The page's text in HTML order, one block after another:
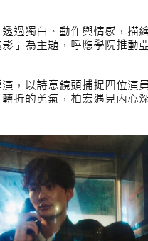
過獨白、動作與情感，描
」為主題，呼應學院推動
，以詩意鏡頭捕捉四位演
折的勇氣，柏宏遇見內心